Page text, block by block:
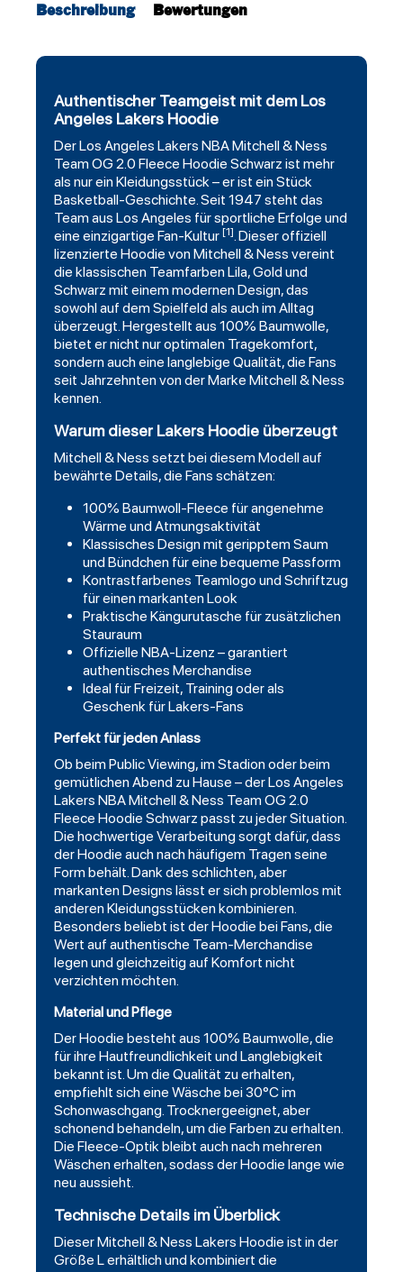
Beschreibung Bewertungen
Authentischer Teamgeist mit dem Los
Angeles Lakers Hoodie
DerLos Angeles Lakers NBAMitchell& Ness
Team OG 2.0 Fleece Hoodie Schwarz ist mehr
als nur ein Kleidungsstück – er ist ein Stück
Basketball-Geschichte. Seit 1947 steht das
Team aus Los Angeles für sportliche Erfolge und
eine einzigartige Fan-Kultur [1]. Dieser offiziell
lizenzierte Hoodie von Mitchell & Ness vereint
die klassischen Teamfarben Lila, Gold und
Schwarz mit einem modernen Design, das
sowohl auf dem Spielfeld als auch im Alltag
überzeugt. Hergestellt aus 100% Baumwolle,
bietet er nicht nur optimalen Tragekomfort,
sondern auch eine langlebige Qualität, die Fans
seit Jahrzehnten von der Marke Mitchell & Ness
kennen.
Warum dieser Lakers Hoodie überzeugt
Mitchell & Ness setzt bei diesem Modell auf
bewährte Details, die Fans schätzen:
100% Baumwoll-Fleece für angenehme
Wärme und Atmungsaktivität
Klassisches Design mit geripptem Saum
und Bündchen für eine bequeme Passform
Kontrastfarbenes Teamlogo und Schriftzug
für einen markanten Look
Praktische Kängurutasche für zusätzlichen
Stauraum
Offizielle NBA-Lizenz – garantiert
authentisches Merchandise
Ideal für Freizeit, Training oder als
Geschenk für Lakers-Fans
Perfekt für jeden Anlass
Ob beim Public Viewing, im Stadion oder beim
gemütlichen Abend zu Hause – der Los Angeles
Lakers NBA Mitchell & Ness Team OG 2.0
Fleece Hoodie Schwarz passt zu jeder Situation.
Die hochwertige Verarbeitung sorgt dafür, dass
der Hoodie auch nach häufigem Tragen seine
Form behält. Dank des schlichten, aber
markanten Designs lässt er sich problemlos mit
anderen Kleidungsstücken kombinieren.
Besonders beliebt ist der Hoodie bei Fans, die
Wert auf authentische Team-Merchandise
legen und gleichzeitig auf Komfort nicht
verzichten möchten.
Material und Pflege
Der Hoodie besteht aus 100% Baumwolle, die
für ihre Hautfreundlichkeit und Langlebigkeit
bekannt ist. Um die Qualität zu erhalten,
empfiehlt sich eine Wäsche bei 30°C im
Schonwaschgang. Trocknergeeignet, aber
schonend behandeln, um die Farben zu erhalten.
Die Fleece-Optik bleibt auch nach mehreren
Wäschen erhalten, sodass der Hoodie lange wie
neu aussieht.
Technische Details im Überblick
Dieser Mitchell & Ness Lakers Hoodie ist in der
Größe L erhältlich und kombiniert die